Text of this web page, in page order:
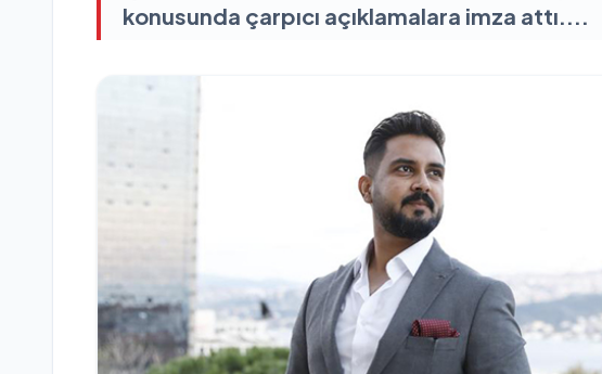
konusunda çarpıcı açıklamalara imza attı....